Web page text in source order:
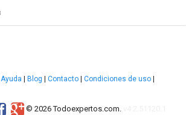
Ayuda Blog Contacto Condiciones de uso
© 2026 Todoexpertos.com.